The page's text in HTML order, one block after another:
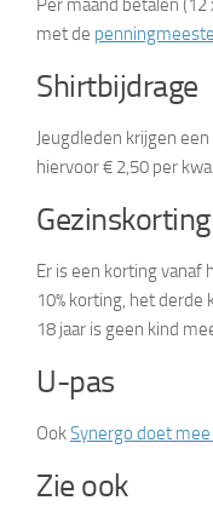
Per maand betalen
met de
Shirtbijdrage
Jeugdleden krijgen een
hiervoor € 2,50 per
Gezinskorting
Er is een korting
10% korting, het derde
18 jaar is geen kind
U-pas
OokSynergo doet
Zie ook